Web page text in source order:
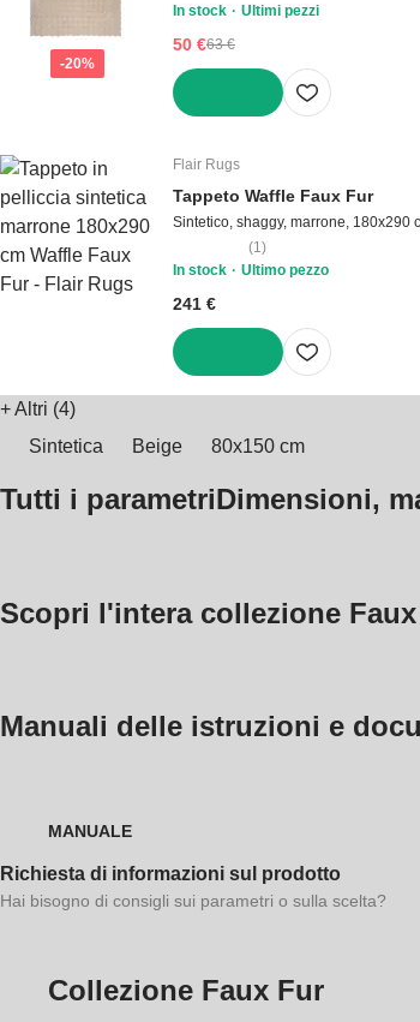
-20%
In stock Ultimi pezzi
50 €63 €
Flair Rugs
Tappeto Waffle Faux Fur
Sintetico, shaggy, marrone, 180x290
(1 )
In stock
Ultimo pezzo
241 €
+Altri (4)
Sintetica
Beige 80x150 cm
Tutti i parametriDimensioni,
Scopri l'intera collezione
Manuali delle istruzioni e
MANUALE
Richiesta di informazioni sul prodotto
Hai bisogno di consigli sui parametri o sulla scelta?
Collezione Faux Fur